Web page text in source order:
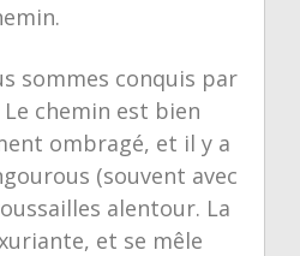
sommes conquis par
chemin est bien
ombragé, et il y a
(souvent avec
alentour. La
et se mêle